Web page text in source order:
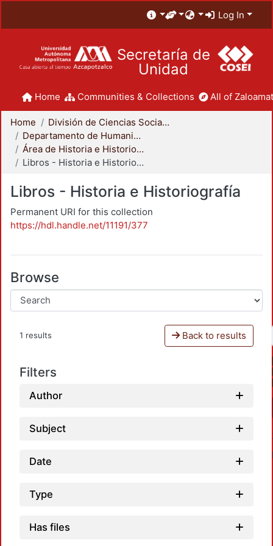
Log In
Secretaría de
Unidad
Home Communities & Collections All of
Home
División de Ciencias Sociales y Humanidades
Departamento de Humanidades
Área de Historia e Historiografía
Libros - Historia e Historiografía
Libros - Historia e Historiografía
Permanent URI for this collection
https://hdl.handle.net/11191/377
Browse
1 results Back to results
Filters
Author
Subject
Date
Type
Has files